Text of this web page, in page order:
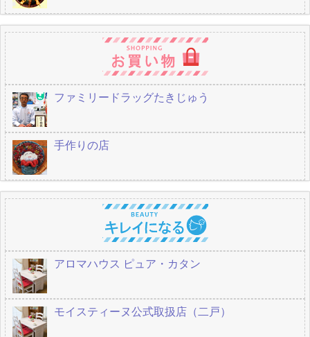
ファミリードラッグたきじゅう
手作りの店
アロマハウス ピュア・カタン
モイスティーヌ公式取扱店（二戸）